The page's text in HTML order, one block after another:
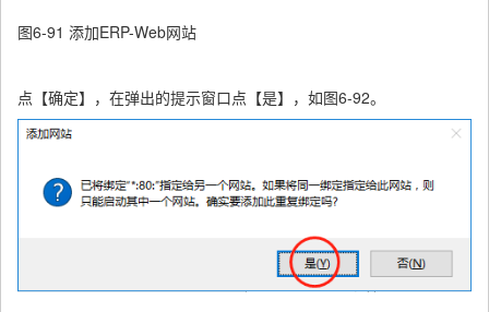
图6-91 添加ERP-Web网站
点【确定】，在弹出的提示窗口点【是】，如图6-92。